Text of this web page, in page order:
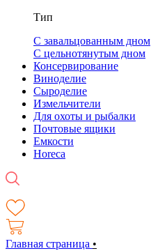
Тип
С завальцованным дном
С цельнотянутым дном
Консервирование
Виноделие
Сыроделие
Измельчители
Для охоты и рыбалки
Почтовые ящики
Емкости
Horeca
Главная страница •